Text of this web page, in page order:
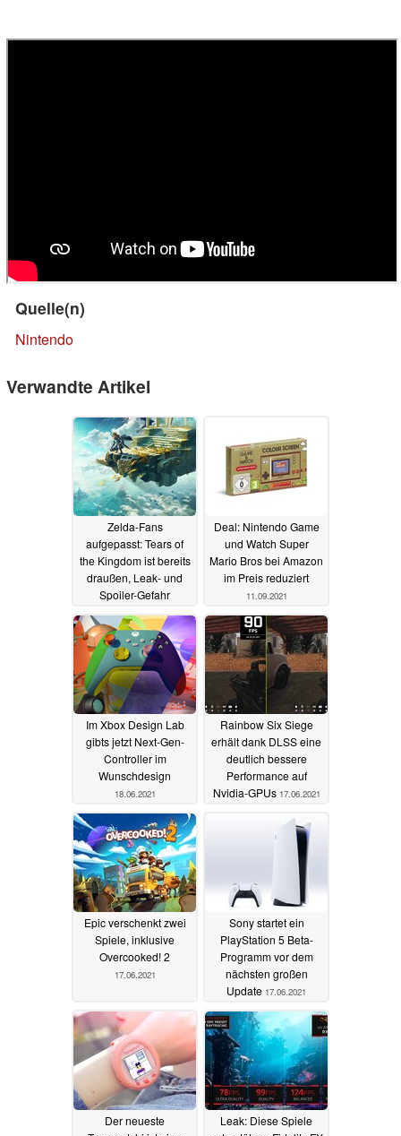
Quelle(n)
Nintendo
Verwandte Artikel
Zelda-Fans
aufgepasst: Tears of
the Kingdom ist bereits
draußen, Leak- und
Spoiler-Gefahr
02.05.2023
Deal: Nintendo Game
und Watch Super
Mario Bros bei Amazon
im Preis reduziert
11.09.2021
Im Xbox Design Lab
gibts jetzt Next-Gen-
Controller im
Wunschdesign
18.06.2021
Rainbow Six Siege
erhält dank DLSS eine
deutlich bessere
Performance auf
Nvidia-GPUs 17.06.2021
Epic verschenkt zwei
Spiele, inklusive
Overcooked! 2
17.06.2021
Sony startet ein
PlayStation 5 Beta-
Programm vor dem
nächsten großen
Update 17.06.2021
Der neueste
Leak: Diese Spiele